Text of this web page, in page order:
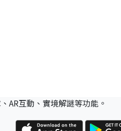
AR互動、實境解謎等功能。